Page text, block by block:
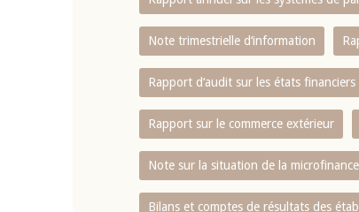
Note trimestrielle d‘information
Rapport d‘audit sur les états financiers
Rapport sur le commerce extérieur
Note sur la situation de la microfinance
Bilans et comptes de résultats des